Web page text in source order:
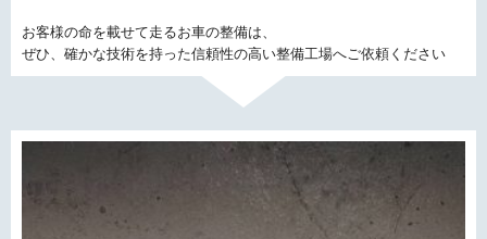
お客様の命を載せて走るお車の整備は、
ぜひ、確かな技術を持った信頼性の高い整備工場へご依頼ください